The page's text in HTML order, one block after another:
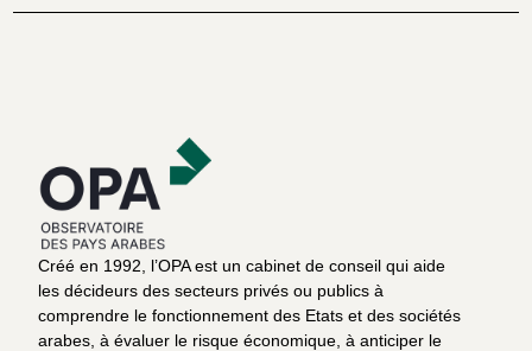
Créé en 1992, l’OPA est un cabinet de conseil qui aide
les décideurs des secteurs privés ou publics à
comprendre le fonctionnement des Etats et des sociétés
arabes, à évaluer le risque économique, à anticiper le